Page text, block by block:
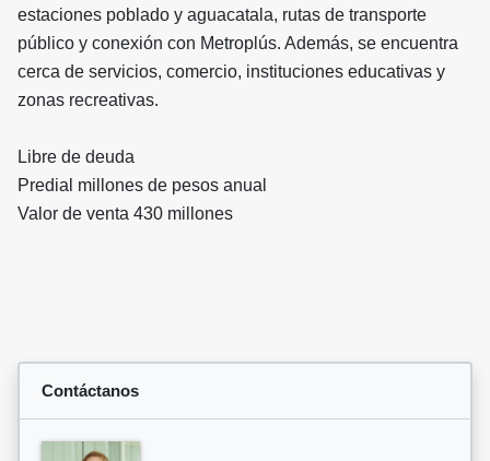
estaciones poblado y aguacatala, rutas de transporte
público y conexión con Metroplús. Además, se encuentra
cerca de servicios, comercio, instituciones educativas y
zonas recreativas.
Libre de deuda
Predial millones de pesos anual
Valor de venta 430 millones
Contáctanos